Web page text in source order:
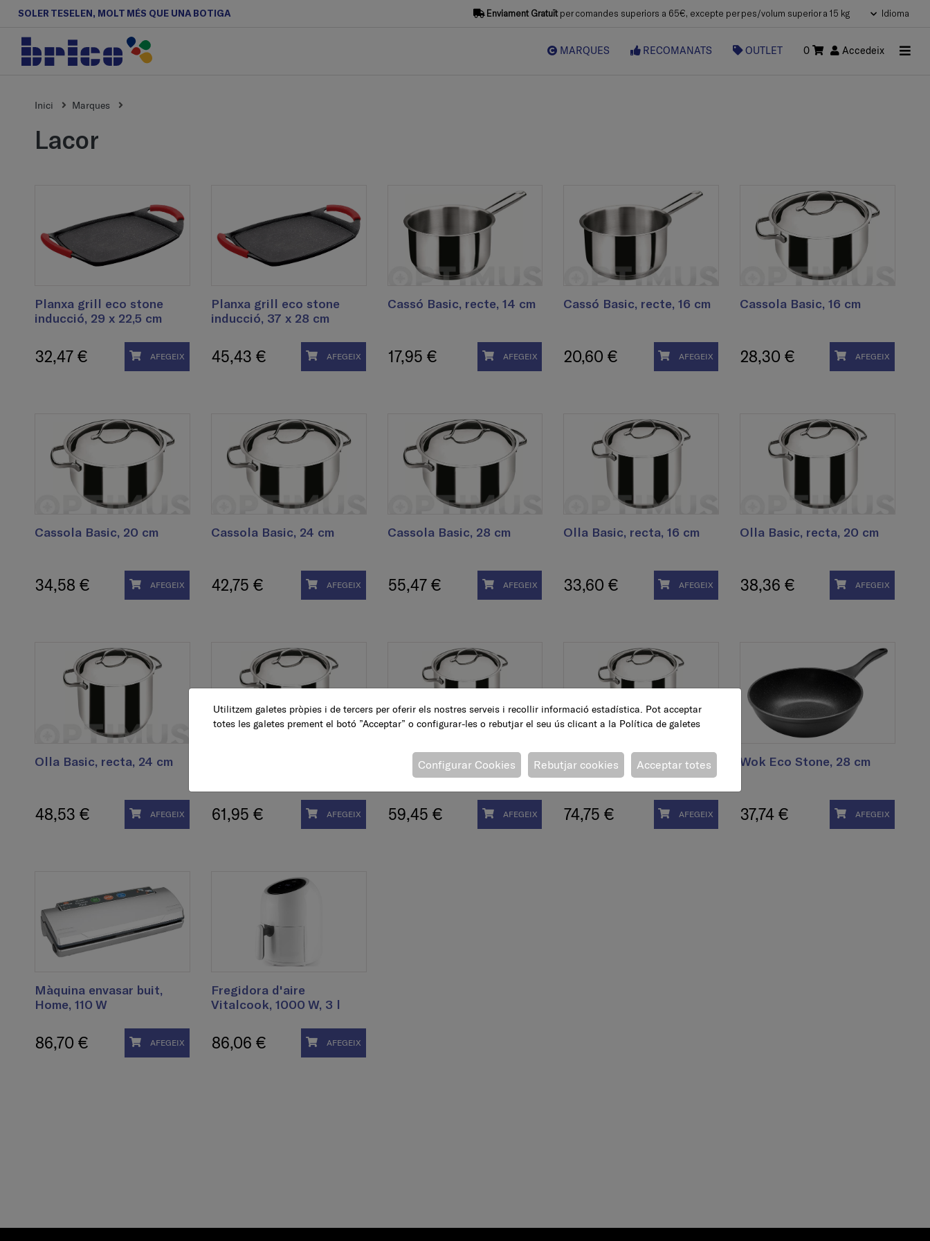
SOLER TESELEN, MOLT MÉS QUE UNA BOTIGA Enviament Gratuïtper comandes superiors a 65€, excepte per pes/volum superior a 15 kg Idioma
MARQUES RECOMANATS OUTLET 0 Accedeix
Inici Marques
lacor
Planxa grill eco stone
inducció, 29 x 22,5 cm
32,47 € AFEGEIX
Planxa grill eco stone
inducció, 37 x 28 cm
45,43 € AFEGEIX
Cassó Basic, recte, 14 cm
17,95 € AFEGEIX
Cassó Basic, recte, 16 cm
20,60 € AFEGEIX
Cassola Basic, 16 cm
28,30 € AFEGEIX
Cassola Basic, 20 cm
34,58 € AFEGEIX
Cassola Basic, 24 cm
42,75 € AFEGEIX
Cassola Basic, 28 cm
55,47 € AFEGEIX
Olla Basic, recta, 16 cm
33,60 € AFEGEIX
Olla Basic, recta, 20 cm
38,36 € AFEGEIX
Olla Basic, recta, 24 cm
48,53 € AFEGEIX 61,95 € AFEGEIX
Olla Basic, recta, extra
alta, 24 cm
59,45 € AFEGEIX
Olla Basic, recta, extra
alta, 28 cm
74,75 € AFEGEIX
Wok Eco Stone, 28 cm
37,74 € AFEGEIX
Màquina envasar buit,
Home, 110 W
86,70 € AFEGEIX
Fregidora d'aire
Vitalcook, 1000 W, 3 l
86,06 € AFEGEIX
Utilitzem galetes pròpies i de tercers per oferir els nostres serveis i recollir informació estadística. Pot acceptar
totes les galetes prement el botó ”Acceptar” o configurar-les o rebutjar el seu ús clicant a la Política de galetes
Acceptar totes
Rebutjar cookies
Configurar Cookies